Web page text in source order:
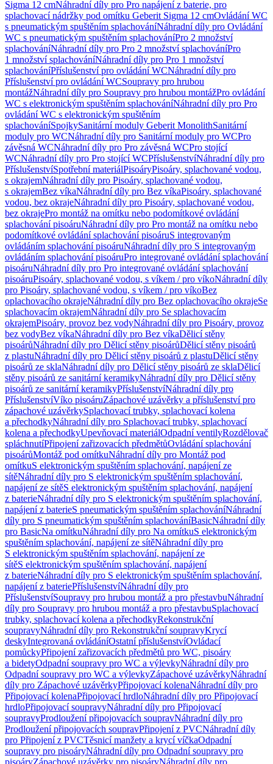
Sigma 12 cmNáhradní díly pro Pro napájení z baterie, pro
splachovací nádržky pod omítku Geberit Sigma 12 cmOvládání WC
s pneumatickým spuštěním splachováníNáhradní díly pro Ovládání
WC s pneumatickým spuštěním splachováníPro 2 množství
splachováníNáhradní díly pro Pro 2 množství splachováníPro
1 množství splachováníNáhradní díly pro Pro 1 množství
splachováníPříslušenství pro ovládání WCNáhradní díly pro
Příslušenství pro ovládání WCSoupravy pro hrubou
montážNáhradní díly pro Soupravy pro hrubou montážPro ovládání
WC s elektronickým spuštěním splachováníNáhradní díly pro Pro
ovládání WC s elektronickým spuštěním
splachováníSpojkySanitární moduly Geberit MonolithSanitární
moduly pro WCNáhradní díly pro Sanitární moduly pro WCPro
závěsná WCNáhradní díly pro Pro závěsná WCPro stojící
WCNáhradní díly pro Pro stojící WCPříslušenstvíNáhradní díly pro
PříslušenstvíSpotřební materiálPisoáryPisoáry, splachované vodou,
s okrajemNáhradní díly pro Pisoáry, splachované vodou,
s okrajemBez víkaNáhradní díly pro Bez víkaPisoáry, splachované
vodou, bez okrajeNáhradní díly pro Pisoáry, splachované vodou,
bez okrajePro montáž na omítku nebo podomítkové ovládání
splachování pisoáruNáhradní díly pro Pro montáž na omítku nebo
podomítkové ovládání splachování pisoáruS integrovaným
ovládáním splachování pisoáruNáhradní díly pro S integrovaným
ovládáním splachování pisoáruPro integrované ovládání splachování
pisoáruNáhradní díly pro Pro integrované ovládání splachování
pisoáruPisoáry, splachované vodou, s víkem / pro víkoNáhradní díly
pro Pisoáry, splachované vodou, s víkem / pro víkoBez
oplachovacího okrajeNáhradní díly pro Bez oplachovacího okrajeSe
splachovacím okrajemNáhradní díly pro Se splachovacím
okrajemPisoáry, provoz bez vodyNáhradní díly pro Pisoáry, provoz
bez vodyBez víkaNáhradní díly pro Bez víkaDělicí stěny
pisoárůNáhradní díly pro Dělicí stěny pisoárůDělicí stěny pisoárů
z plastuNáhradní díly pro Dělicí stěny pisoárů z plastuDělicí stěny
pisoárů ze sklaNáhradní díly pro Dělicí stěny pisoárů ze sklaDělicí
stěny pisoárů ze sanitární keramikyNáhradní díly pro Dělicí stěny
pisoárů ze sanitární keramikyPříslušenstvíNáhradní díly pro
PříslušenstvíVíko pisoáruZápachové uzávěrky a příslušenství pro
zápachové uzávěrkySplachovací trubky, splachovací kolena
a přechodkyNáhradní díly pro Splachovací trubky, splachovací
kolena a přechodkyUpevňovací materiálOdpadní ventilyRozdělovač
spláchnutíPřipojení zařizovacích předmětůOvládání splachování
pisoárůMontáž pod omítkuNáhradní díly pro Montáž pod
omítkuS elektronickým spuštěním splachování, napájení ze
sítěNáhradní díly pro S elektronickým spuštěním splachování,
napájení ze sítěS elektronickým spuštěním splachování, napájení
z baterieNáhradní díly pro S elektronickým spuštěním splachování,
napájení z baterieS pneumatickým spuštěním splachováníNáhradní
díly pro S pneumatickým spuštěním splachováníBasicNáhradní díly
pro BasicNa omítkuNáhradní díly pro Na omítkuS elektronickým
spuštěním splachování, napájení ze sítěNáhradní díly pro
S elektronickým spuštěním splachování, napájení ze
sítěS elektronickým spuštěním splachování, napájení
z baterieNáhradní díly pro S elektronickým spuštěním splachování,
napájení z bateriePříslušenstvíNáhradní díly pro
PříslušenstvíSoupravy pro hrubou montáž a pro přestavbuNáhradní
díly pro Soupravy pro hrubou montáž a pro přestavbuSplachovací
trubky, splachovací kolena a přechodkyRekonstrukční
soupravyNáhradní díly pro Rekonstrukční soupravyKrycí
deskyIntegrovaná ovládáníOstatní příslušenstvíOvládací
pomůckyPřipojení zařizovacích předmětů pro WC, pisoáry
a bidetyOdpadní soupravy pro WC a výlevkyNáhradní díly pro
Odpadní soupravy pro WC a výlevkyZápachové uzávěrkyNáhradní
díly pro Zápachové uzávěrkyPřipojovací kolenaNáhradní díly pro
Připojovací kolenaPřipojovací hrdloNáhradní díly pro Připojovací
hrdloPřipojovací soupravyNáhradní díly pro Připojovací
soupravyProdloužení připojovacích soupravNáhradní díly pro
Prodloužení připojovacích soupravPřipojení z PVCNáhradní díly
pro Připojení z PVCTěsnicí manžety a krycí víčkaOdpadní
soupravy pro pisoáryNáhradní díly pro Odpadní soupravy pro
pisoáryZápachové uzávěrky pro pisoáryNáhradní díly pro